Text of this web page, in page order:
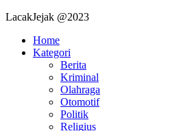
LacakJejak @2023
Home
Kategori
Berita
Kriminal
Olahraga
Otomotif
Politik
Religius